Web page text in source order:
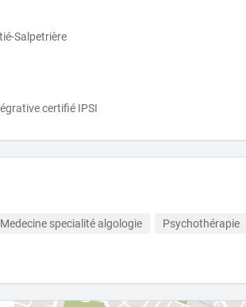
Salpetrière
certifié IPSI
Medecine specialité algologie
Psychothérapie